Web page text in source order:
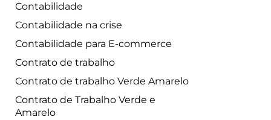
Contabilidade
Contabilidade na crise
Contabilidade para E-commerce
Contrato de trabalho
Contrato de trabalho Verde Amarelo
Contrato de Trabalho Verde e
Amarelo